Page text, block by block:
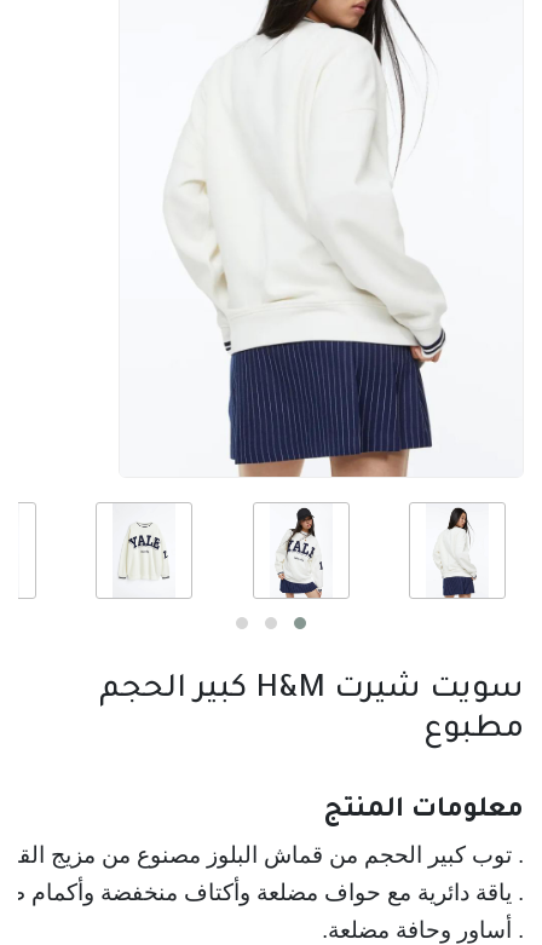
سويت شيرت H&M كبير الحجم
مطبوع
معلومات المنتج
. توب كبير الحجم من قماش البلوز مصنوع من مزيج
. ياقة دائرية مع حواف مضلعة وأكتاف منخفضة وأكمام
. أساور وحافة مضلعة.